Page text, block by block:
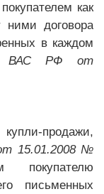
как
ними договора
в каждом
ВАС РФ от
продажи,
15.01.2008 №
покупателю
письменных